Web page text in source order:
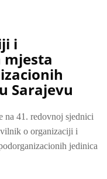
i
Sarajevu
na 41. redovnoj sjednici
o organizaciji i
jedinica